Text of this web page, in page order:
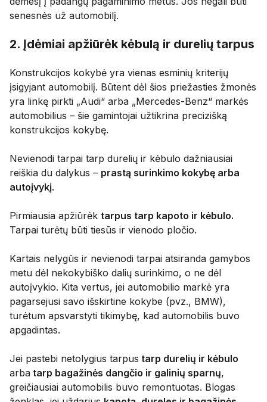
senesnės už automobilį.
2. Įdėmiai apžiūrėk kėbulą ir durelių tarpus
Konstrukcijos kokybė yra vienas esminių kriterijų
įsigyjant automobilį. Būtent dėl ​​šios priežasties žmonės
yra linkę pirkti „Audi“ arba „Mercedes-Benz“ markės
automobilius – šie gamintojai užtikrina precizišką
konstrukcijos kokybę.
Nevienodi tarpai tarp durelių ir kėbulo dažniausiai
reiškia du dalykus – prastą surinkimo kokybę arba
autoįvykį.
Pirmiausia apžiūrėk tarpus tarp kapoto ir kėbulo.
Tarpai turėtų būti tiesūs ir vienodo pločio.
Kartais nelygūs ir nevienodi tarpai atsiranda gamybos
metu dėl nekokybiško dalių surinkimo, o ne dėl
autoįvykio. Kita vertus, jei automobilio markė yra
pagarsejusi savo išskirtine kokybe (pvz., BMW),
turėtum apsvarstyti tikimybę, kad automobilis buvo
apgadintas.
Jei pastebi netolygius tarpus tarp durelių ir kėbulo
arba tarp bagažinės dangčio ir galinių sparnų,
greičiausiai automobilis buvo remontuotas. Blogas